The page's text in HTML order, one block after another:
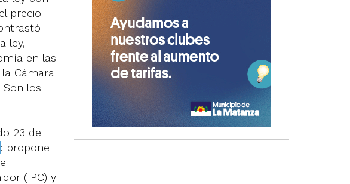
precio
ley,
en las
Cámara
Son los
23 de
: propone
(IPC) y